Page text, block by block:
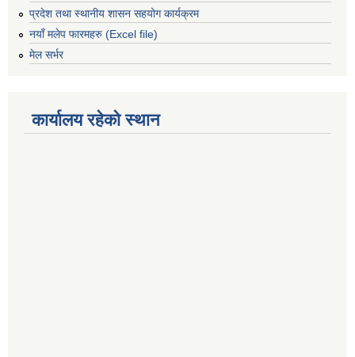
प्रदेश तथा स्थानीय शासन सहयोग कार्यक्रम
नयाँ मलेप फारमहरु (Excel file)
मेल सर्भर
कार्यालय रहेको स्थान